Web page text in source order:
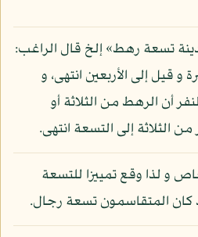
تسعة رهط» إلخ قال الراغب:
قيل إلى الأربعين انتهى، و
أن الرهط من الثلاثة أو
الثلاثة إلى التسعة انتهى.
و لذا وقع تمييزا للتسعة
كان المتقاسمون تسعة رجال.